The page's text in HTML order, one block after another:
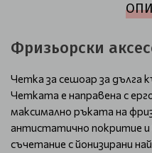
Фризьорски
Четка за сешоар за дълга
Четката е направена с
максимално ръката на
антистатично покритие и
съчетание с йонизирани